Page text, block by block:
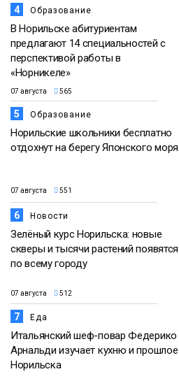
4 Образование
В Норильске абитуриентам
предлагают 14 специальностей с
перспективой работы в
«Норникеле»
07 августа 565
5 Образование
Норильские школьники бесплатно
отдохнут на берегу Японского моря
07 августа 551
6 Новости
Зелёный курс Норильска: новые
скверы и тысячи растений появятся
по всему городу
07 августа 512
7 Еда
Итальянский шеф-повар Федерико
Арнальди изучает кухню и прошлое
Норильска